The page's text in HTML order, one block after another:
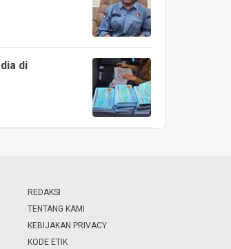
di
REDAKSI
TENTANG KAMI
KEBIJAKAN PRIVACY
KODE ETIK